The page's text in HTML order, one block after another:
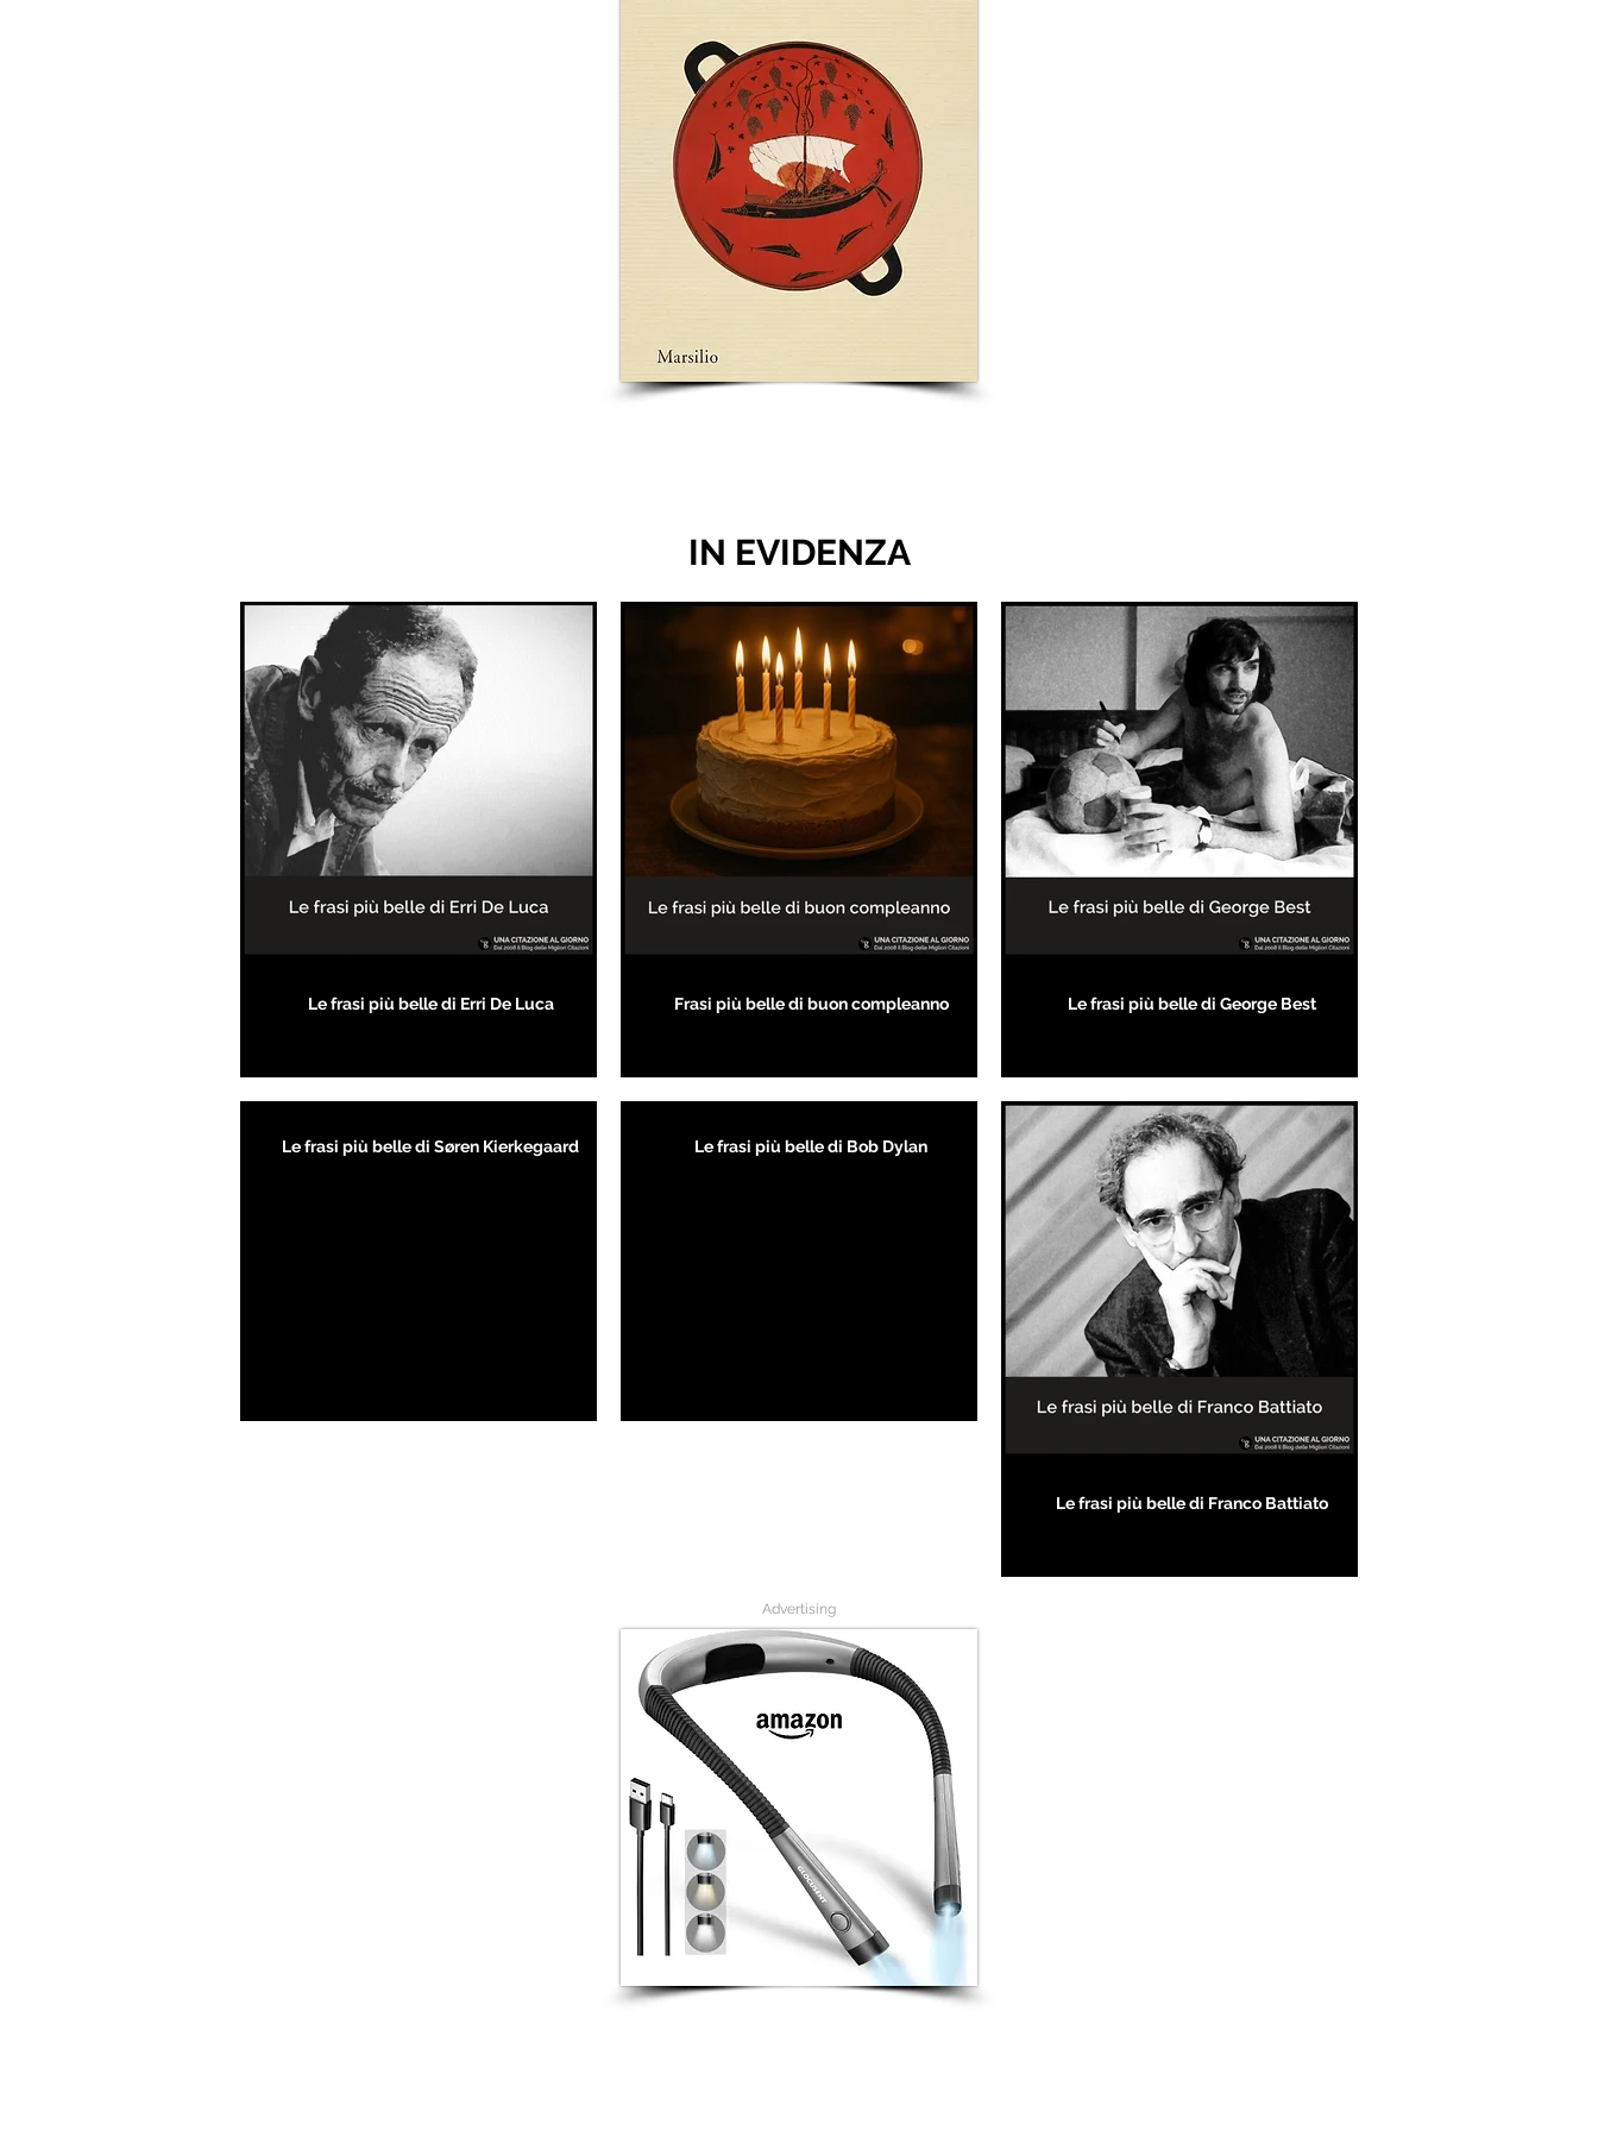
IN EVIDENZA
Le frasi più belle di Erri De Luca Frasi più belle di buon compleanno Le frasi più belle di George Best
Le frasi più belle di Søren Kierkegaard Le frasi più belle di Bob Dylan
Le frasi più belle di Franco Battiato
Advertising